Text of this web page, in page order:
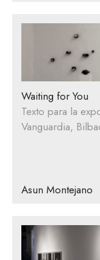
Waiting for You
Texto para la
Vanguardia,
Asun Montejano